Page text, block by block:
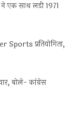
एक साथ लड़ी 1971
Sports प्रतियोगिता,
बोले- कांग्रेस